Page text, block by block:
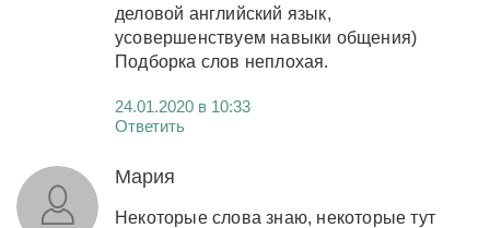
деловой английский язык,
усовершенствуем навыки общения)
Подборка слов неплохая.
24.01.2020 в 10:33
Ответить
Мария
Некоторые слова знаю, некоторые тут